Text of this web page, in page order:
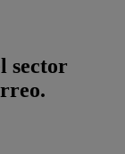
sector